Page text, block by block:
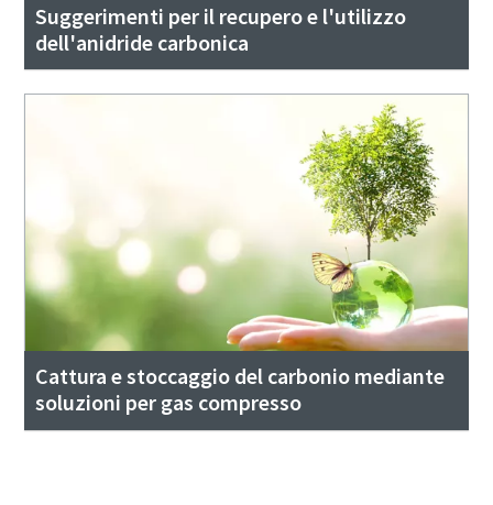
Suggerimenti per il recupero e l'utilizzo
dell'anidride carbonica
Cattura e stoccaggio del carbonio mediante
soluzioni per gas compresso